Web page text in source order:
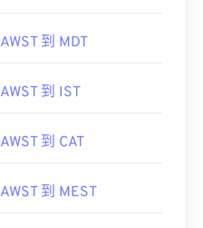
AWST 到 MDT
AWST 到 IST
AWST 到 CAT
AWST 到 MEST